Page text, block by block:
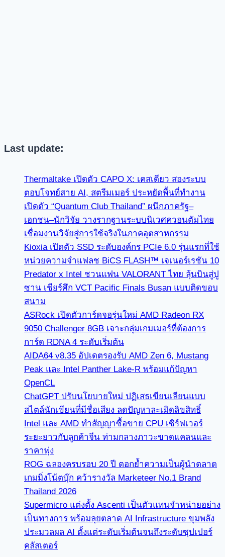
Last update:
Thermaltake เปิดตัว CAPO X: เคสเดียว สองระบบ
ตอบโจทย์สาย AI, สตรีมเมอร์ ประหยัดพื้นที่ทำงาน
เปิดตัว “Quantum Club Thailand” ผนึกภาครัฐ–
เอกชน–นักวิจัย วางรากฐานระบบนิเวศควอนตัมไทย
เชื่อมงานวิจัยสู่การใช้จริงในภาคอุตสาหกรรม
Kioxia เปิดตัว SSD ระดับองค์กร PCIe 6.0 รุ่นแรกที่ใช้
หน่วยความจำแฟลช BiCS FLASH™ เจเนอร์เรชัน 10
Predator x Intel ชวนแฟน VALORANT ไทย ลุ้นบินสู่ปู
ซาน เชียร์ศึก VCT Pacific Finals Busan แบบติดขอบ
สนาม
ASRock เปิดตัวการ์ดจอรุ่นใหม่ AMD Radeon RX
9050 Challenger 8GB เจาะกลุ่มเกมเมอร์ที่ต้องการ
การ์ด RDNA 4 ระดับเริ่มต้น
AIDA64 v8.35 อัปเดตรองรับ AMD Zen 6, Mustang
Peak และ Intel Panther Lake-R พร้อมแก้ปัญหา
OpenCL
ChatGPT ปรับนโยบายใหม่ ปฏิเสธเขียนเลียนแบบ
สไตล์นักเขียนที่มีชื่อเสียง ลดปัญหาละเมิดลิขสิทธิ์
Intel และ AMD ทำสัญญาซื้อขาย CPU เซิร์ฟเวอร์
ระยะยาวกับลูกค้าจีน ท่ามกลางภาวะขาดแคลนและ
ราคาพุ่ง
ROG ฉลองครบรอบ 20 ปี ตอกย้ำความเป็นผู้นำตลาด
เกมมิ่งโน้ตบุ๊ก คว้ารางวัล Marketeer No.1 Brand
Thailand 2026
Supermicro แต่งตั้ง Ascenti เป็นตัวแทนจำหน่ายอย่าง
เป็นทางการ พร้อมลุยตลาด AI Infrastructure ขุมพลัง
ประมวลผล AI ตั้งแต่ระดับเริ่มต้นจนถึงระดับซุปเปอร์
คลัสเตอร์